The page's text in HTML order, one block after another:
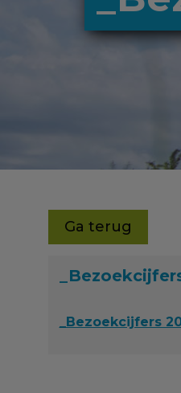
Ga terug
_Bezoekcijfers